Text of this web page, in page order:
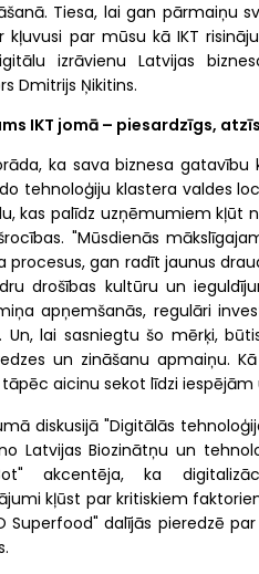
Tiesa, lai gan pārmaiņu
kļuvusi par mūsu kā IKT
izrāvienu Latvijas
Dmitrijs Ņikitins.
IKT jomā – piesardzīgs,
ka sava biznesa
tehnoloģiju klastera valdes
kas palīdz uzņēmumiem kļūt
"Mūsdienās
gan radīt jaunus
drošības kultūru un
apņemšanās, regulāri
Un, lai sasniegtu šo mērķi,
un zināšanu apmaiņu.
aicinu sekot līdzi
diskusijā "Digitālās
Latvijas Biozinātņu un
akcentēja, ka
kļūst par kritiskiem
Superfood" dalījās pieredzē